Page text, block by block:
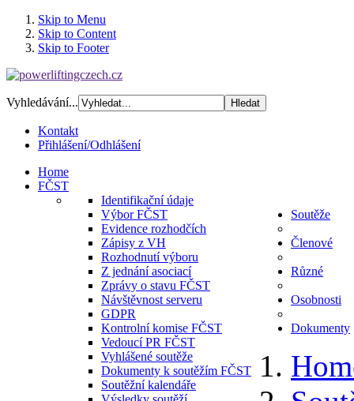
Skip to Menu
Skip to Content
Skip to Footer
Vyhledávání...
Kontakt
Přihlášení/Odhlášení
Home
FČST
Identifikační údaje
Výbor FČST
Evidence rozhodčích
Zápisy z VH
Rozhodnutí výboru
Z jednání asociací
Zprávy o stavu FČST
Návštěvnost serveru
GDPR
Kontrolní komise FČST
Vedoucí PR FČST
Soutěže
Vyhlášené soutěže
Dokumenty k soutěžím FČST
Soutěžní kalendáře
Členové
Různé
Osobnosti
Dokumenty